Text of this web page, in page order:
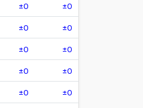
±0 ±0
±0 ±0
±0 ±0
±0 ±0
±0 ±0